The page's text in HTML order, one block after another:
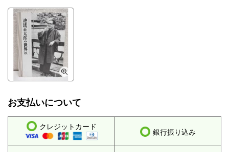
お支払いについて
クレジットカード
銀行振り込み